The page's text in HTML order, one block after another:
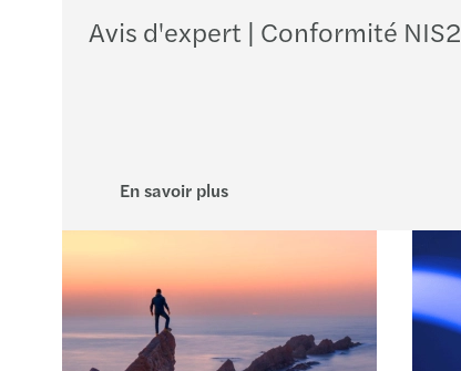
Avis d'expert | Conformité NIS2
En savoir plus